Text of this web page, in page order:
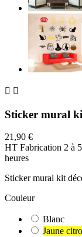
 
Sticker mural
21,90 €
HT Fabrication 2 à
heures
Sticker mural kit
Couleur
Blanc
Jaune